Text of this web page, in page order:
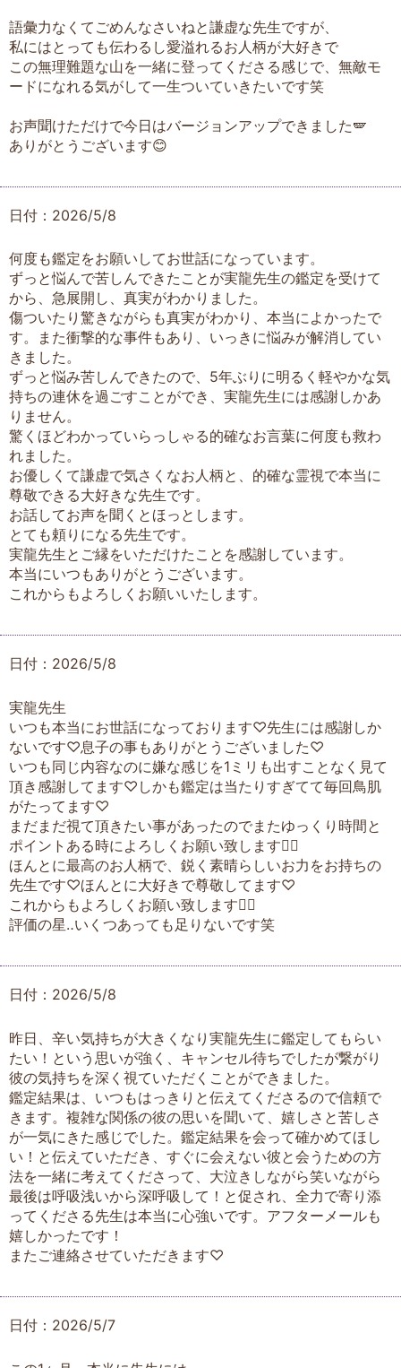
語彙力なくてごめんなさいねと謙虚な先生ですが、
私にはとっても伝わるし愛溢れるお人柄が大好きで
この無理難題な山を一緒に登ってくださる感じで、無敵モ
ードになれる気がして一生ついていきたいです笑
お声聞けただけで今日はバージョンアップできました🪽
ありがとうございます😊
日付：2026/5/8
何度も鑑定をお願いしてお世話になっています。
ずっと悩んで苦しんできたことが実龍先生の鑑定を受けて
から、急展開し、真実がわかりました。
傷ついたり驚きながらも真実がわかり、本当によかったで
す。また衝撃的な事件もあり、いっきに悩みが解消してい
きました。
ずっと悩み苦しんできたので、5年ぶりに明るく軽やかな気
持ちの連休を過ごすことができ、実龍先生には感謝しかあ
りません。
驚くほどわかっていらっしゃる的確なお言葉に何度も救わ
れました。
お優しくて謙虚で気さくなお人柄と、的確な霊視で本当に
尊敬できる大好きな先生です。
お話してお声を聞くとほっとします。
とても頼りになる先生です。
実龍先生とご縁をいただけたことを感謝しています。
本当にいつもありがとうございます。
これからもよろしくお願いいたします。
日付：2026/5/8
実龍先生
いつも本当にお世話になっております♡先生には感謝しか
ないです♡息子の事もありがとうございました♡
いつも同じ内容なのに嫌な感じを1ミリも出すことなく見て
頂き感謝してます♡しかも鑑定は当たりすぎてて毎回鳥肌
がたってます♡
まだまだ視て頂きたい事があったのでまたゆっくり時間と
ポイントある時によろしくお願い致します🙇‍♀️
ほんとに最高のお人柄で、鋭く素晴らしいお力をお持ちの
先生です♡ほんとに大好きで尊敬してます♡
これからもよろしくお願い致します🙇‍♀️
評価の星‥いくつあっても足りないです笑
日付：2026/5/8
昨日、辛い気持ちが大きくなり実龍先生に鑑定してもらい
たい！という思いが強く、キャンセル待ちでしたが繋がり
彼の気持ちを深く視ていただくことができました。
鑑定結果は、いつもはっきりと伝えてくださるので信頼で
きます。複雑な関係の彼の思いを聞いて、嬉しさと苦しさ
が一気にきた感じでした。鑑定結果を会って確かめてほし
い！と伝えていただき、すぐに会えない彼と会うための方
法を一緒に考えてくださって、大泣きしながら笑いながら
最後は呼吸浅いから深呼吸して！と促され、全力で寄り添
ってくださる先生は本当に心強いです。アフターメールも
嬉しかったです！
またご連絡させていただきます♡
日付：2026/5/7